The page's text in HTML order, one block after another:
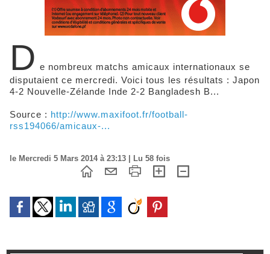
D e nombreux matchs amicaux internationaux se
disputaient ce mercredi. Voici tous les résultats : Japon
4-2 Nouvelle-Zélande Inde 2-2 Bangladesh B...
Source : http://www.maxifoot.fr/football-
rss194066/amicaux-...
le Mercredi 5 Mars 2014 à 23:13 | Lu 58 fois